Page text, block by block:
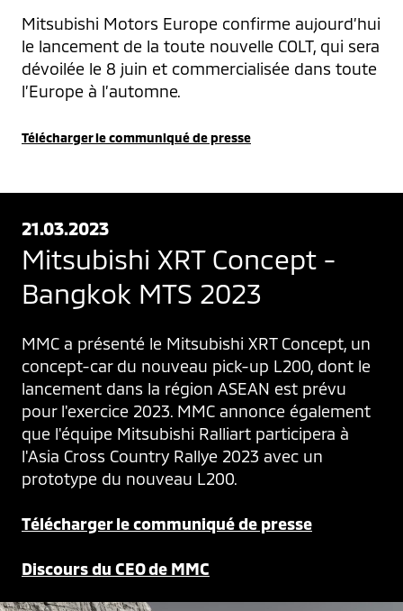
Mitsubishi Motors Europe confirme aujourd’hui
le lancement de la toute nouvelle COLT, qui sera
dévoilée le 8 juin et commercialisée dans toute
l’Europe à l’automne.
Télécharger le communiqué de presse
21.03.2023
Mitsubishi XRT Concept -
Bangkok MTS 2023
MMC a présenté le Mitsubishi XRT Concept, un
concept-car du nouveau pick-up L200, dont le
lancement dans la région ASEAN est prévu
pour l'exercice 2023. MMC annonce également
que l'équipe Mitsubishi Ralliart participera à
l'Asia Cross Country Rallye 2023 avec un
prototype du nouveau L200.
Télécharger le communiqué de presse
Discours du CEO de MMC